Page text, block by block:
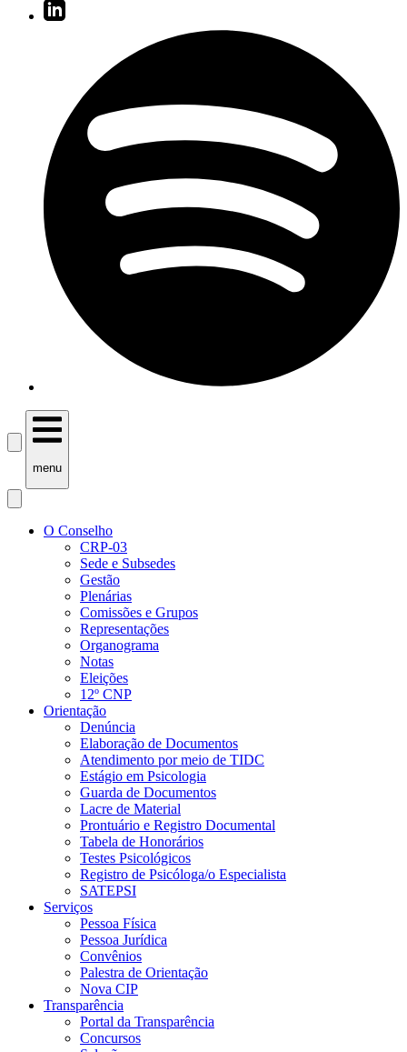
menu
O Conselho
CRP-03
Sede e Subsedes
Gestão
Plenárias
Comissões e Grupos
Representações
Organograma
Notas
Eleições
12º CNP
Orientação
Denúncia
Elaboração de Documentos
Atendimento por meio de TIDC
Estágio em Psicologia
Guarda de Documentos
Lacre de Material
Prontuário e Registro Documental
Tabela de Honorários
Testes Psicológicos
Registro de Psicóloga/o Especialista
SATEPSI
Serviços
Pessoa Física
Pessoa Jurídica
Convênios
Palestra de Orientação
Nova CIP
Transparência
Portal da Transparência
Concursos